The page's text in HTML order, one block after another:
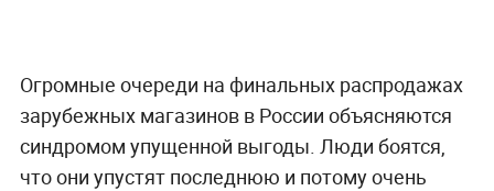
Огромные очереди на финальных распродажах
зарубежных магазинов в России объясняются
синдромом упущенной выгоды. Люди боятся,
что они упустят последнюю и потому очень